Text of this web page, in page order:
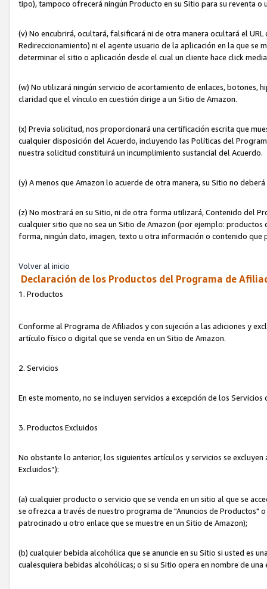
tipo), tampoco ofrecerá ningún Producto en su Sitio para su reventa o
(v) No encubrirá, ocultará, falsificará ni de otra manera ocultará el
Redireccionamiento) ni el agente usuario de la aplicación en la que
determinar el sitio o aplicación desde el cual un cliente hace click
(w) No utilizará ningún servicio de acortamiento de enlaces, botones,
claridad que el vínculo en cuestión dirige a un Sitio de Amazon.
(x) Previa solicitud, nos proporcionará una certificación escrita que
cualquier disposición del Acuerdo, incluyendo las Políticas del
nuestra solicitud constituirá un incumplimiento sustancial del Acuerdo.
(y) A menos que Amazon lo acuerde de otra manera, su Sitio no
(z) No mostrará en su Sitio, ni de otra forma utilizará, Contenido del
cualquier sitio que no sea un Sitio de Amazon (por ejemplo:
forma, ningún dato, imagen, texto u otra información o contenido
Volver al inicio
Declaración de los Productos del Programa de
1. Productos
Conforme al Programa de Afiliados y con sujeción a las adiciones y
artículo físico o digital que se venda en un Sitio de Amazon.
2. Servicios
En este momento, no se incluyen servicios a excepción de los
3. Productos Excluidos
No obstante lo anterior, los siguientes artículos y servicios se
Excluidos”):
(a) cualquier producto o servicio que se venda en un sitio al que se
se ofrezca a través de nuestro programa de "Anuncios de Productos"
patrocinado u otro enlace que se muestre en un Sitio de Amazon);
(b) cualquier bebida alcohólica que se anuncie en su Sitio si usted es
cualesquiera bebidas alcohólicas; o si su Sitio opera en nombre de